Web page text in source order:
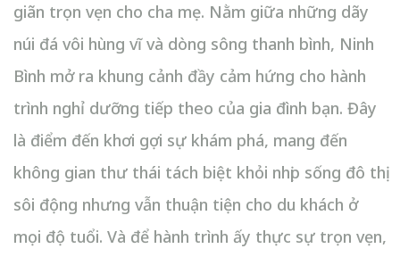
giãn trọn vẹn cho cha mẹ. Nằm giữa những dãy
núi đá vôi hùng vĩ và dòng sông thanh bình, Ninh
Bình mở ra khung cảnh đầy cảm hứng cho hành
trình nghỉ dưỡng tiếp theo của gia đình bạn. Đây
là điểm đến khơi gợi sự khám phá, mang đến
không gian thư thái tách biệt khỏi nhịp sống đô thị
sôi động nhưng vẫn thuận tiện cho du khách ở
mọi độ tuổi. Và để hành trình ấy thực sự trọn vẹn,